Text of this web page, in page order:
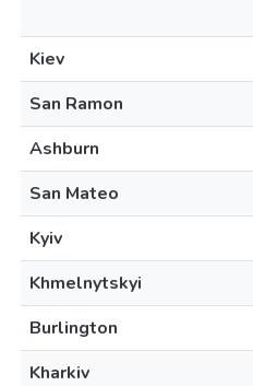
Kiev
San Ramon
Ashburn
San Mateo
Kyiv
Khmelnytskyi
Burlington
Kharkiv